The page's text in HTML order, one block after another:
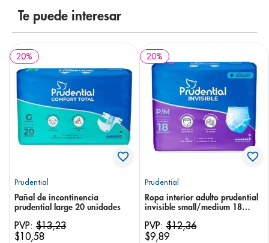
Te puede interesar
20%
Prudential
Pañal de incontinencia
prudential large 20 unidades
PVP: $13,23
$10,58
20%
Prudential
Ropa interior adulto prudential
invisible small/medium 18
PVP:$12,36
$9,89
8 . pediasure
9. panolini
10 .